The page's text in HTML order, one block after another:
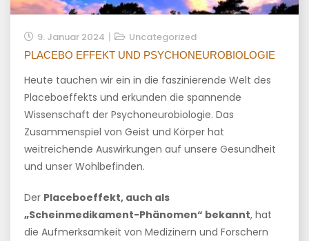
9. Januar 2024 Uncategorized
PLACEBO EFFEKT UND PSYCHONEUROBIOLOGIE
Heute tauchen wir ein in die faszinierende Welt des
Placeboeffekts und erkunden die spannende
Wissenschaft der Psychoneurobiologie. Das
Zusammenspiel von Geist und Körper hat
weitreichende Auswirkungen auf unsere Gesundheit
und unser Wohlbefinden.
Der Placeboeffekt, auch als
„Scheinmedikament-Phänomen“ bekannt, hat
die Aufmerksamkeit von Medizinern und Forschern